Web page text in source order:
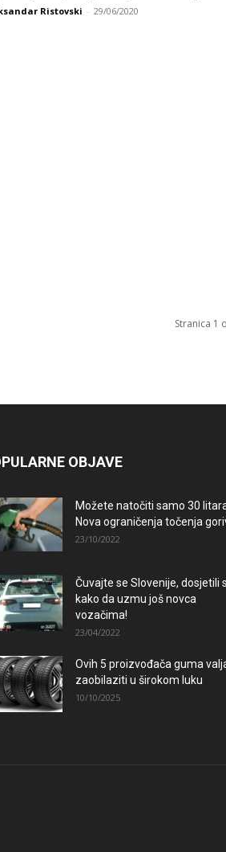
Ristovski - 29/06/2020
Stranica 1
OBJAVE
Možete natočiti samo 30
Nova ograničenja točenja
23/10/2022
Čuvajte se Slovenije, dosjetili
kako da uzmu još novca
vozačima!
23/04/2022
Ovih 5 proizvođača guma
zaobilaziti u širokom luku
10/10/2025